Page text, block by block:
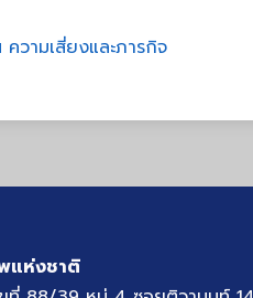
ความเสี่ยงและภารกิจ
แห่งชาติ